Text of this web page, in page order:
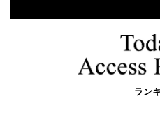
ラン